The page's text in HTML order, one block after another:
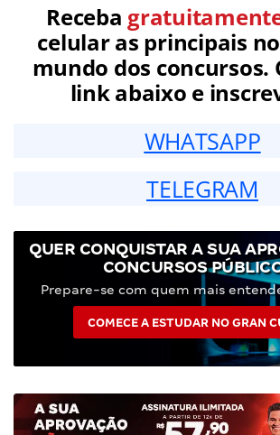
Receba
celular as principais
mundo dos concursos.
link abaixo e
WHATSAPP
TELEGRAM
QUER CONQUISTAR A SUA
CONCURSOS
Prepare-se com quem mais
COMECE A ESTUDAR NO GRAN